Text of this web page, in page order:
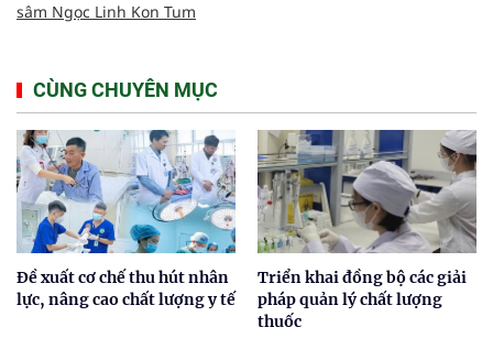
sâm Ngọc Linh Kon Tum
CÙNG CHUYÊN MỤC
Đề xuất cơ chế thu hút nhân
lực, nâng cao chất lượng y tế
Triển khai đồng bộ các giải
pháp quản lý chất lượng
thuốc